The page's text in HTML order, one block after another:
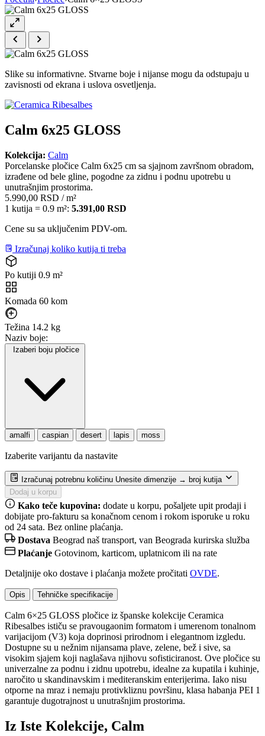
Slike su informativne. Stvarne boje i nijanse mogu da odstupaju u
zavisnosti od ekrana i uslova osvetljenja.
Calm 6x25 GLOSS
Kolekcija: Calm
Porcelanske pločice Calm 6x25 cm sa sjajnom završnom obradom,
izrađene od bele gline, pogodne za zidnu i podnu upotrebu u
unutrašnjim prostorima.
5.990,00 RSD / m²
1 kutija = 0.9 m²: 5.391,00 RSD
Cene su sa uključenim PDV-om.
Izračunaj koliko kutija ti treba
Po kutiji 0.9 m²
Komada 60 kom
Težina 14.2 kg
Naziv boje:
Izaberi boju pločice
amalfi caspian desert lapis moss
Izaberite varijantu da nastavite
Izračunaj potrebnu količinu Unesite dimenzije → broj kutija
Dodaj u korpu
Kako teče kupovina: dodate u korpu, pošaljete upit prodaji i
dobijate pro-fakturu sa konačnom cenom i rokom isporuke u roku
od 24 sata. Bez online plaćanja.
Dostava Beograd naš transport, van Beograda kurirska služba
Plaćanje Gotovinom, karticom, uplatnicom ili na rate
Detaljnije oko dostave i plaćanja možete pročitati OVDE.
Opis Tehničke specifikacije
Calm 6×25 GLOSS pločice iz španske kolekcije Ceramica
Ribesalbes ističu se pravougaonim formatom i umerenom tonalnom
varijacijom (V3) koja doprinosi prirodnom i elegantnom izgledu.
Dostupne su u nežnim nijansama plave, zelene, bež i sive, sa
visokim sjajem koji naglašava njihovu sofisticiranost. Ove pločice su
univerzalne za podnu i zidnu upotrebu, idealne za kupatila i kuhinje,
naročito u skandinavskim i mediteranskim enterijerima. Iako nisu
otporne na mraz i nemaju protivkliznu površinu, klasa habanja PEI 1
garantuje dugotrajnost u unutrašnjim prostorima.
Iz Iste Kolekcije, Calm